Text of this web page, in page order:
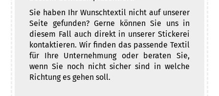
Sie haben Ihr Wunschtextil nicht auf unserer
Seite gefunden? Gerne können Sie uns in
diesem Fall auch direkt in unserer Stickerei
kontaktieren. Wir finden das passende Textil
für Ihre Unternehmung oder beraten Sie,
wenn Sie noch nicht sicher sind in welche
Richtung es gehen soll.